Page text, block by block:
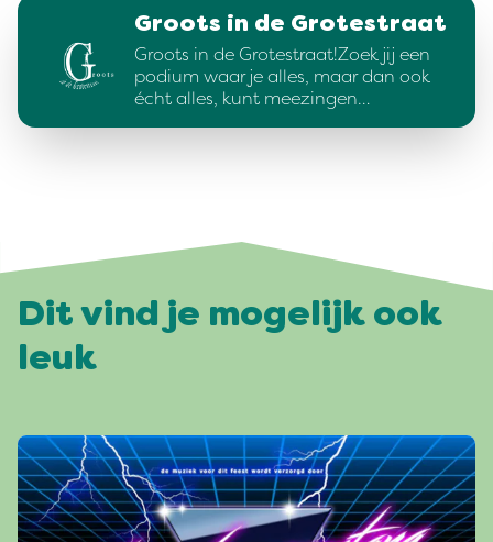
Groots in de Grotestraat
Groots in de Grotestraat!Zoek jij een
podium waar je alles, maar dan ook
écht alles, kunt meezingen…
Dit vind je mogelijk ook
leuk